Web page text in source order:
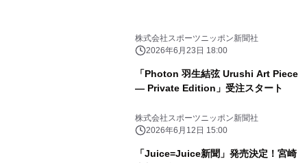
株式会社スポーツニッポン新聞社
2026年6月23日 18:00
「Photon 羽生結弦 Urushi Art Piece
― Private Edition」受注スタート
株式会社スポーツニッポン新聞社
2026年6月12日 15:00
「Juice=Juice新聞」発売決定！宮崎